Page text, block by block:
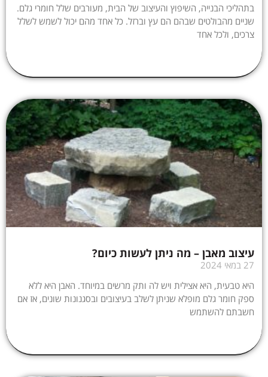
בתהליכי הבנייה, השיפוץ והעיצוב של הבית, מעורבים שלל חומרי גלם.
שניים מהבולטים שבהם הם עץ וברזל. כל אחד מהם יכול לשמש לשלל
צרכים, ולכל אחד
עיצוב מאבן – מה ניתן לעשות כיום?
27 במאי 2024
היא טבעית, היא אצילית ויש לה ותק מרשים במיוחד. האבן היא ללא
ספק חומר גלם מופלא שניתן לשלב בעיצובים ובסגנונות שונים, אז אם
חשבתם להשתמש